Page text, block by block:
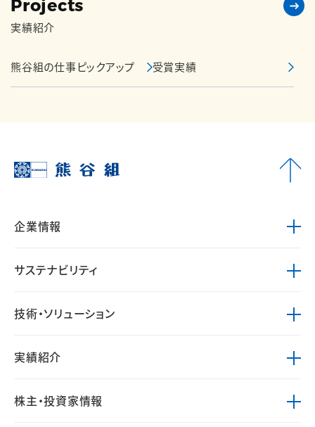
Projects
実績紹介
熊谷組の仕事ピックアップ 受賞実績
企業情報
サステナビリティ
技術・ソリューション
実績紹介
株主・投資家情報